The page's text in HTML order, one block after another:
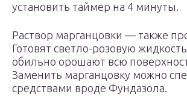
установить таймер на 4 минуты.
Раствор марганцовки — также
Готовят светло-розовую
обильно орошают всю
Заменить марганцовку можно
средствами вроде Фундазола.